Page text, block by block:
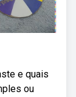
e quais
ou